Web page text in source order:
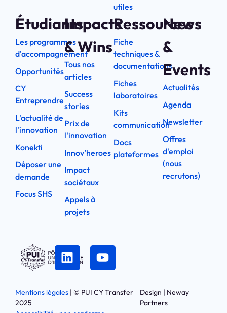
utiles
Étudiants
Les programmes
d'accompagnement
Opportunités
CY
Entreprendre
L'actualité de
l'innovation
Konekti
Déposer une
demande
Focus SHS
Impacts
& Wins
Tous nos
articles
Success
stories
Prix de
l'innovation
Innov’heroes
Impact
sociétaux
Appels à
projets
Ressources
Fiche
techniques &
documentations
Fiches
laboratoires
Kits
communication
Docs
plateformes
News
&
Events
Actualités
Agenda
Newsletter
Offres
d'emploi
(nous
recrutons)
Mentions légales | © PUI CY Transfer
2025
Design | Neway
Partners